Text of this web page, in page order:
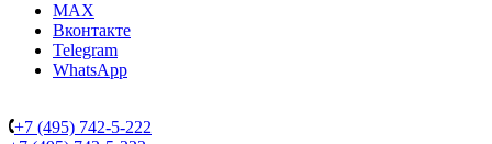
MAX
Вконтакте
Telegram
WhatsApp
+7 (495) 742-5-222